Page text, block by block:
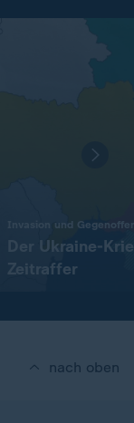
Invasion und
Der Ukraine-
Zeitraffer
nach oben